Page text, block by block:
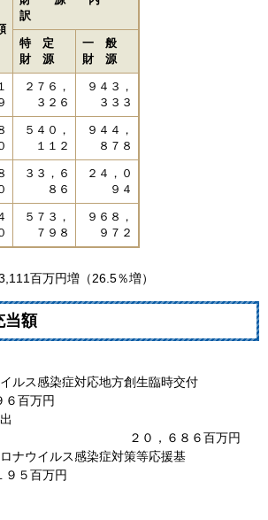
訳
特 定
財 源
一 般
財 源
２７６，
３２６
９４３，
３３３
５４０，
１１２
９４４，
８７８
３３，６
８６
２４，０
９４
５７３，
７９８
９６８，
９７２
百万円増（26.5％増）
額
ス感染症対応地方創生臨時交付
万円
６８６百万円
ウイルス感染症対策等応援基
万円